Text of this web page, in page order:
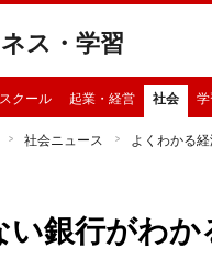
ス・学習
クール 起業・経営 社会
社会ニュース よくわかる
い銀行がわか